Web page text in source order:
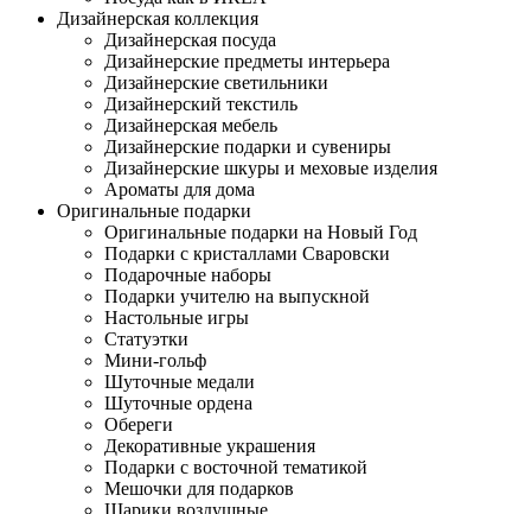
Дизайнерская коллекция
Дизайнерская посуда
Дизайнерские предметы интерьера
Дизайнерские светильники
Дизайнерский текстиль
Дизайнерская мебель
Дизайнерские подарки и сувениры
Дизайнерские шкуры и меховые изделия
Ароматы для дома
Оригинальные подарки
Оригинальные подарки на Новый Год
Подарки с кристаллами Сваровски
Подарочные наборы
Подарки учителю на выпускной
Настольные игры
Статуэтки
Мини-гольф
Шуточные медали
Шуточные ордена
Обереги
Декоративные украшения
Подарки с восточной тематикой
Мешочки для подарков
Шарики воздушные